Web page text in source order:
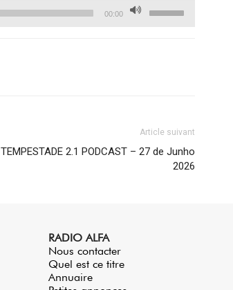
00:00
diminuer
le
volume.
Article suivant
TEMPESTADE 2.1 PODCAST – 27 de Junho
2026
RADIO ALFA
Nous contacter
Quel est ce titre
Annuaire